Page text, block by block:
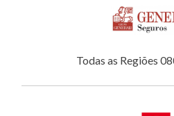
Todas as Regiões